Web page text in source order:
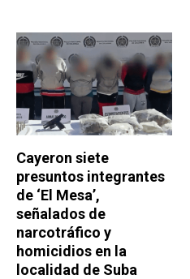
Cayeron siete
presuntos integrantes
de ‘El Mesa’,
señalados de
narcotráfico y
homicidios en la
localidad de Suba